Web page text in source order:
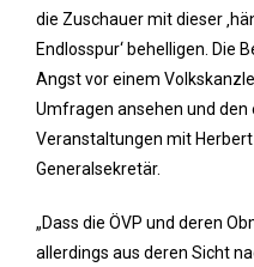
die Zuschauer mit dieser
Endlosspur‘ behelligen. Die
Angst vor einem
Umfragen ansehen und
Veranstaltungen mit Herbert
Generalsekretär.
„Dass die ÖVP und deren
allerdings aus deren Sicht